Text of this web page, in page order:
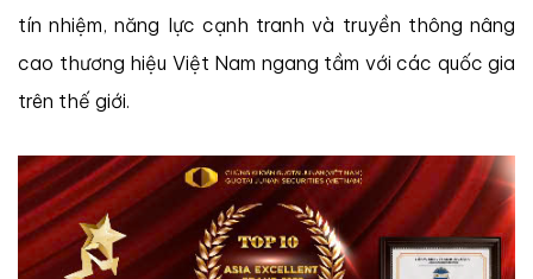
tín nhiệm, năng lực cạnh tranh và truyền thông nâng
cao thương hiệu Việt Nam ngang tầm với các quốc gia
trên thế giới.